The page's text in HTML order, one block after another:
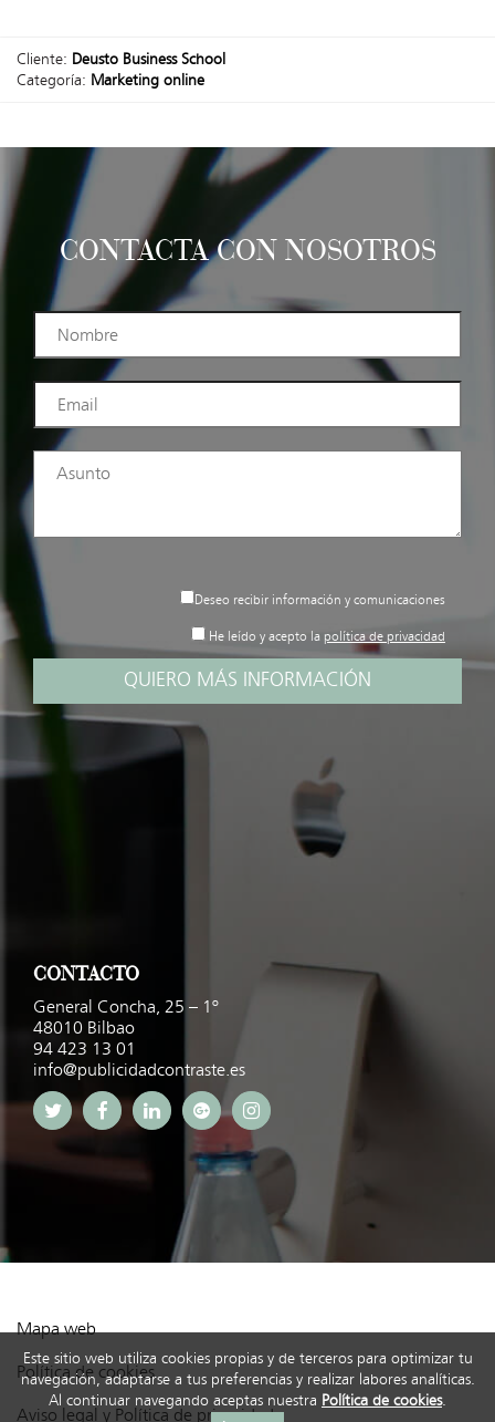
Este sitio web utiliza cookies propias y de terceros para optimizar tu
navegación, adaptarse a tus preferencias y realizar labores analíticas.
Al continuar navegando aceptas nuestra Política de cookies.
Cliente: Deusto Business School
Categoría: Marketing online
CONTACTA CON NOSOTROS
Deseo recibir información y comunicaciones
He leído y acepto la política de privacidad
CONTACTO
General Concha, 25 – 1º
48010 Bilbao
94 423 13 01
info@publicidadcontraste.es
Mapa web
Política de cookies
Aviso legal y Política de privacidad